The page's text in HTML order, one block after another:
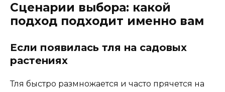
Сценарии выбора: какой
подход подходит именно вам
Если появилась тля на садовых
растениях
Тля быстро размножается и часто прячется на